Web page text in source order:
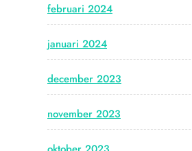
februari 2024
januari 2024
december 2023
november 2023